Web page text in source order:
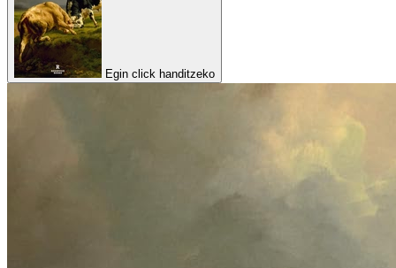
Egin click handitzeko